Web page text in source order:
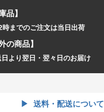
品】
時までのご注文は当日出荷
の商品】
より翌日・翌々日のお届け
送料・配送について